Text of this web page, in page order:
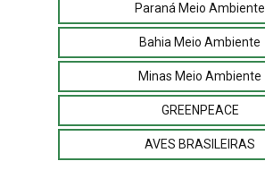
Paraná Meio Ambiente
Bahia Meio Ambiente
Minas Meio Ambiente
GREENPEACE
AVES BRASILEIRAS